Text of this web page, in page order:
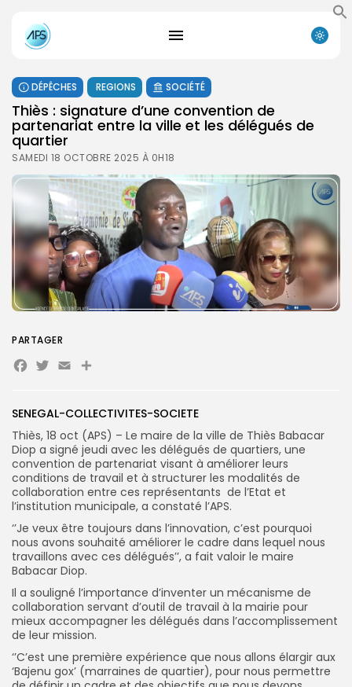
for:
FR
DÉPÊCHES REGIONS SOCIÉTÉ
Thiès : signature d’une convention de
partenariat entre la ville et les délégués de
quartier
SAMEDI 18 OCTOBRE 2025 À 0H18
SENEGAL-COLLECTIVITES-SOCIETE
Thiès, 18 oct (APS) – Le maire de la ville de Thiès Babacar
Diop a signé jeudi avec les délégués de quartiers, une
convention de partenariat visant à améliorer leurs
conditions de travail et à structurer les modalités de
collaboration entre ces représentants de l’Etat et
l’institution municipale, a constaté l’APS.
‘’Je veux être toujours dans l’innovation, c’est pourquoi
nous avons souhaité améliorer le cadre dans lequel nous
travaillons avec ces délégués’’, a fait valoir le maire
Babacar Diop.
Il a souligné l’importance d’inventer un mécanisme de
collaboration servant d’outil de travail à la mairie pour
mieux accompagner les délégués dans l’accomplissement
de leur mission.
‘’C’est une première expérience que nous allons élargir aux
‘Bajenu gox’ (marraines de quartier), pour nous permettre
PARTAGER
Facebook
Twitter
EmailPartager